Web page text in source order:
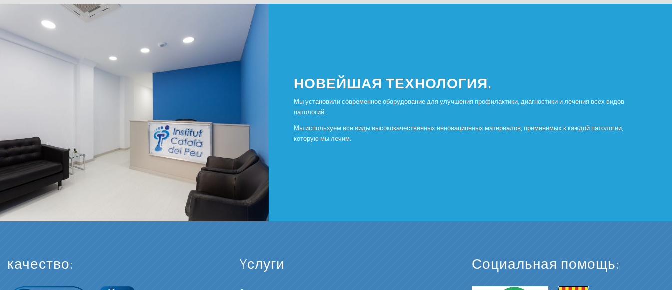
НОВЕЙШАЯ ТЕХНОЛОГИЯ.
Мы установили современное оборудование для улучшения профилактики, диагностики и лечения всех видов
патологий.
Мы используем все виды высококачественных инновационных материалов, применимых к каждой патологии,
которую мы лечим.
качество: Yслуги Социальная помощь: